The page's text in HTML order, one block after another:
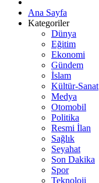
Ana Sayfa
Kategoriler
Dünya
Eğitim
Ekonomi
Gündem
İslam
Kültür-Sanat
Medya
Otomobil
Politika
Resmi İlan
Sağlık
Seyahat
Son Dakika
Spor
Teknoloji